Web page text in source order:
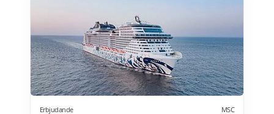
Erbjudande MSC